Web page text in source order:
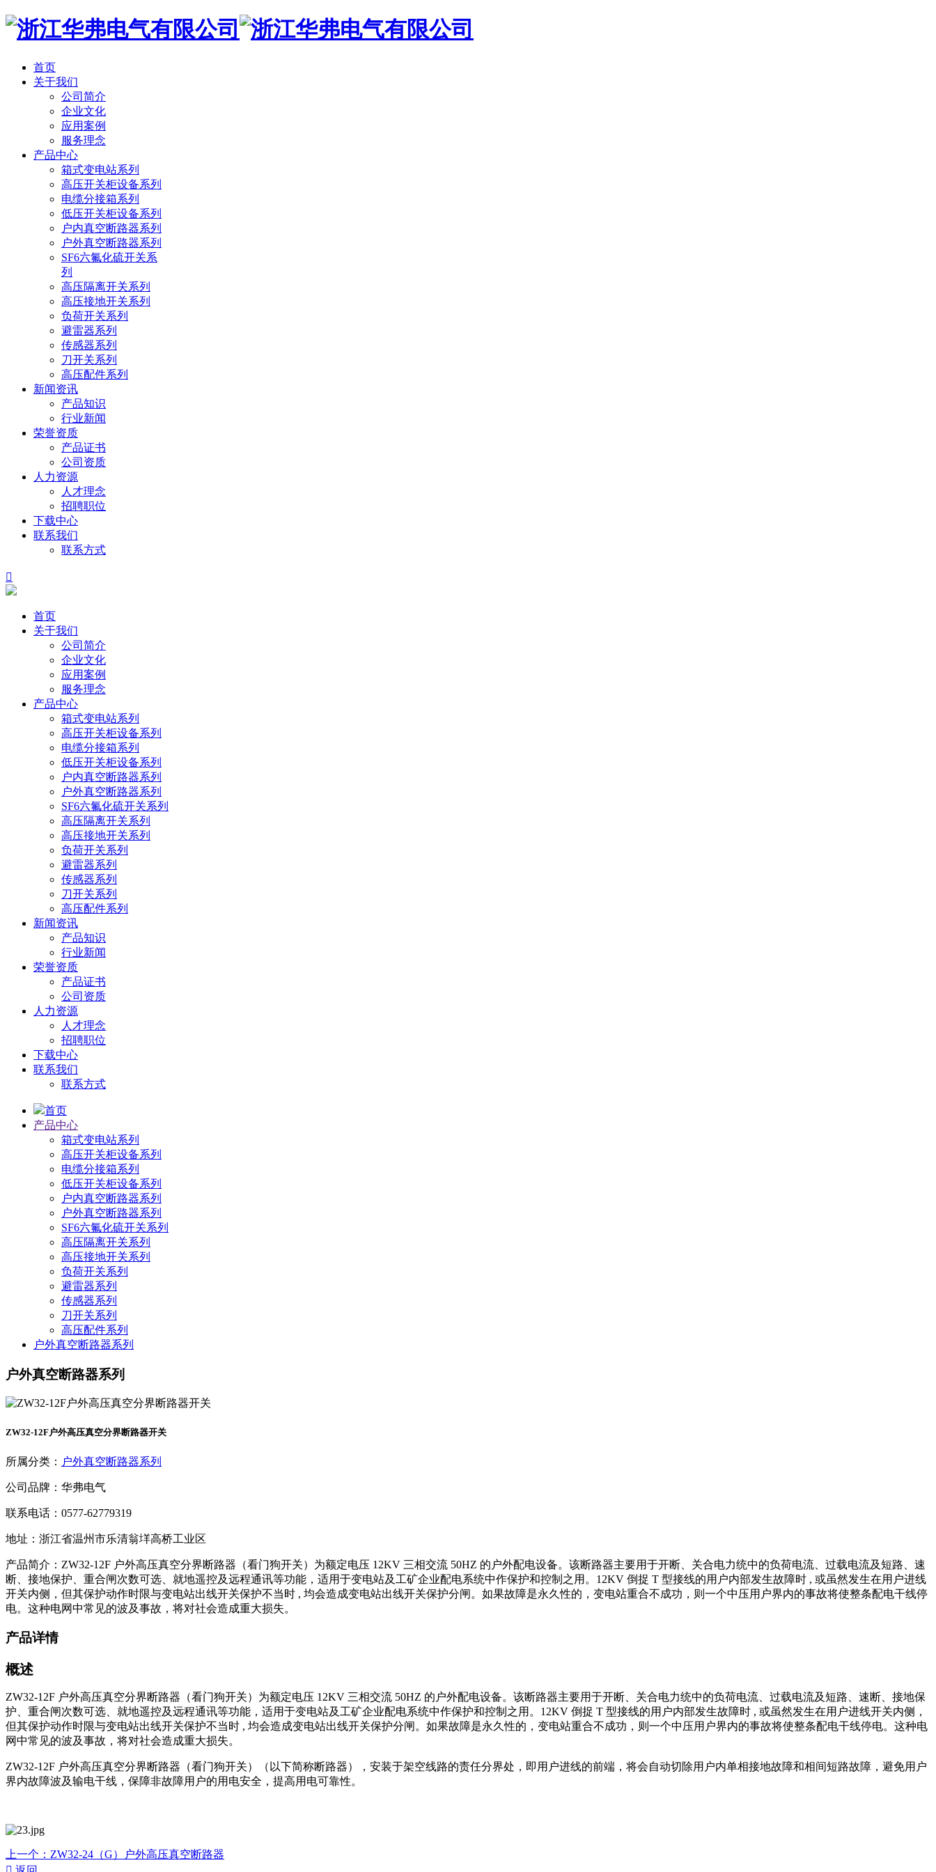
首页
关于我们
公司简介
企业文化
应用案例
服务理念
产品中心
箱式变电站系列
高压开关柜设备系列
电缆分接箱系列
低压开关柜设备系列
户内真空断路器系列
户外真空断路器系列
SF6六氟化硫开关系
列
高压隔离开关系列
高压接地开关系列
负荷开关系列
避雷器系列
传感器系列
刀开关系列
高压配件系列
新闻资讯
产品知识
行业新闻
荣誉资质
产品证书
公司资质
人力资源
人才理念
招聘职位
下载中心
联系我们
联系方式

首页
关于我们
公司简介
企业文化
应用案例
服务理念
产品中心
箱式变电站系列
高压开关柜设备系列
电缆分接箱系列
低压开关柜设备系列
户内真空断路器系列
户外真空断路器系列
SF6六氟化硫开关系列
高压隔离开关系列
高压接地开关系列
负荷开关系列
避雷器系列
传感器系列
刀开关系列
高压配件系列
新闻资讯
产品知识
行业新闻
荣誉资质
产品证书
公司资质
人力资源
人才理念
招聘职位
下载中心
联系我们
联系方式
首页
产品中心
箱式变电站系列
高压开关柜设备系列
电缆分接箱系列
低压开关柜设备系列
户内真空断路器系列
户外真空断路器系列
SF6六氟化硫开关系列
高压隔离开关系列
高压接地开关系列
负荷开关系列
避雷器系列
传感器系列
刀开关系列
高压配件系列
户外真空断路器系列
户外真空断路器系列
ZW32-12F户外高压真空分界断路器开关
所属分类： 户外真空断路器系列
公司品牌：华弗电气
联系电话：0577-62779319
地址：浙江省温州市乐清翁垟高桥工业区
产品简介：ZW32-12F 户外高压真空分界断路器（看门狗开关）为额定电压 12KV 三相交流 50HZ 的户外配电设备。该断路器主要用于开断、关合电力统中的负荷电流、过载电流及短路、速
断、接地保护、重合闸次数可选、就地遥控及远程通讯等功能，适用于变电站及工矿企业配电系统中作保护和控制之用。12KV 倒捉 T 型接线的用户内部发生故障时 , 或虽然发生在用户进线
开关内侧，但其保护动作时限与变电站出线开关保护不当时 , 均会造成变电站出线开关保护分闸。如果故障是永久性的，变电站重合不成功，则一个中压用户界内的事故将使整条配电干线停
电。这种电网中常见的波及事故，将对社会造成重大损失。
产品详情
概述
ZW32-12F 户外高压真空分界断路器（看门狗开关）为额定电压 12KV 三相交流 50HZ 的户外配电设备。该断路器主要用于开断、关合电力统中的负荷电流、过载电流及短路、速断、接地保
护、重合闸次数可选、就地遥控及远程通讯等功能，适用于变电站及工矿企业配电系统中作保护和控制之用。12KV 倒捉 T 型接线的用户内部发生故障时 , 或虽然发生在用户进线开关内侧，
但其保护动作时限与变电站出线开关保护不当时 , 均会造成变电站出线开关保护分闸。如果故障是永久性的，变电站重合不成功，则一个中压用户界内的事故将使整条配电干线停电。这种电
网中常见的波及事故，将对社会造成重大损失。
ZW32-12F 户外高压真空分界断路器（看门狗开关）（以下简称断路器），安装于架空线路的责任分界处，即用户进线的前端，将会自动切除用户内单相接地故障和相间短路故障，避免用户
界内故障波及输电干线，保障非故障用户的用电安全，提高用电可靠性。
上一个： ZW32-24（G）户外高压真空断路器